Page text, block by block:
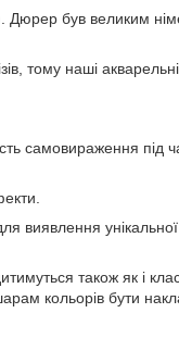
Дюрер був великим
тому наші акварельні
самовираження під
виявлення
також як і
кольорів бути